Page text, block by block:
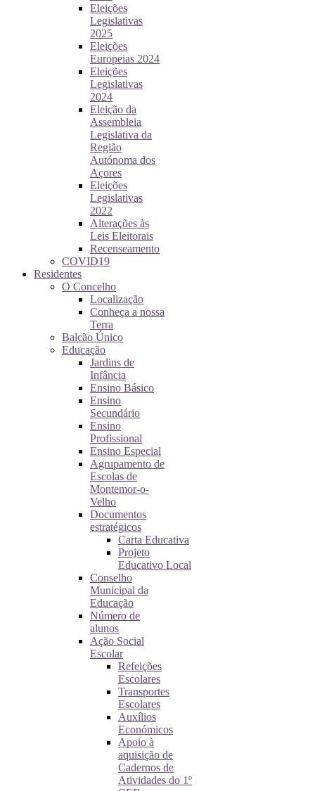
Eleições
Legislativas
2025
Eleições
Europeias 2024
Eleições
Legislativas
2024
Eleição da
Assembleia
Legislativa da
Região
Autónoma dos
Açores
Eleições
Legislativas
2022
Alterações às
Leis Eleitorais
Recenseamento
COVID19
Residentes
O Concelho
Localização
Conheça a nossa
Terra
Balcão Único
Educação
Jardins de
Infância
Ensino Básico
Ensino
Secundário
Ensino
Profissional
Ensino Especial
Agrupamento de
Escolas de
Montemor-o-
Velho
Documentos
estratégicos
Carta Educativa
Projeto
Educativo Local
Conselho
Municipal da
Educação
Número de
alunos
Ação Social
Escolar
Refeições
Escolares
Transportes
Escolares
Auxílios
Económicos
Apoio à
aquisição de
Cadernos de
Atividades do 1º